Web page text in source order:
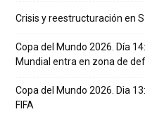
Crisis y reestructuración en
Copa del Mundo 2026. Día
Mundial entra en zona de
Copa del Mundo 2026. Dia
FIFA